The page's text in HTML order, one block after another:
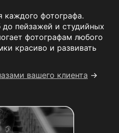
фотографа.
до пейзажей и студийных
фотографам любого
красиво и развивать
вашего клиента →